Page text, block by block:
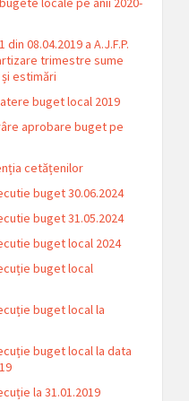
din 08.04.2019 a A.J.F.P.
trimestre sume
estimări
buget local 2019
aprobare buget pe
cetățenilor
buget 30.06.2024
buget 31.05.2024
buget local 2024
buget local
buget local la
buget local la data
la 31.01.2019